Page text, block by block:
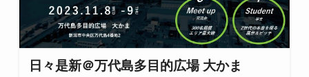
日々是新＠万代島多目的広場 大かま